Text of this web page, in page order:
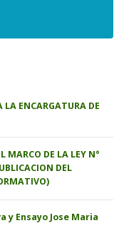
ENCARGATURA DE
MARCO DE LA LEY N°
DEL
Ensayo Jose Maria